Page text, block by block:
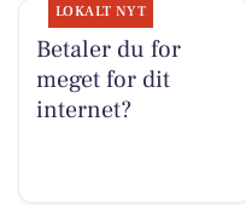
LOKALT NYT
Betaler du for
meget for dit
internet?